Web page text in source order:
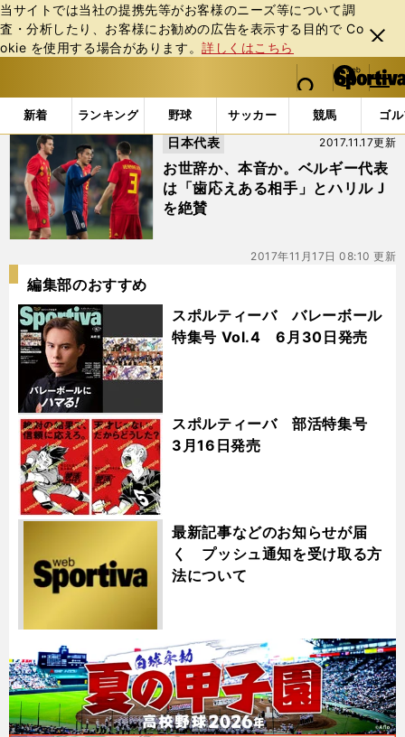
当サイトでは当社の提携先等がお客様のニーズ等について調
査・分析したり、お客様にお勧めの広告を表⽰する⽬的で Co
okie を使⽤する場合があります。詳しくはこちら
閉じ
る
web Sportiva (webスポルティーバ)
検索
マイペ
ー
ジ
メニュ
新着 ランキング 野球 サッカー 競馬 ゴ
b
ス
ポ
ル
テ
ィ
ー
バ
「#カバセレ」の最新ニュース・ 情報
お世辞か、本音か。ベルギー代表
は「歯応えある相手」とハリルＪ
を絶賛
2017.11.17更新
日本代表
2017年11月17日 08:10 更新
編集部のおすすめ
スポルティーバ バレーボール
特集号 Vol.4 6月30日発売
スポルティーバ 部活特集号
3月16日発売
最新記事などのお知らせが届
く プッシュ通知を受け取る方
法について